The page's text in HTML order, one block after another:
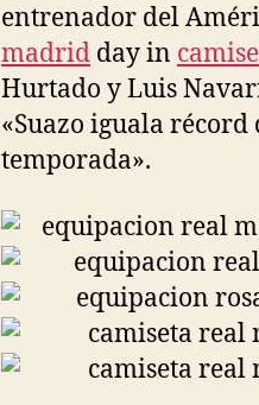
entrenador del
madrid day in
Hurtado y Luis
«Suazo iguala récord
temporada».